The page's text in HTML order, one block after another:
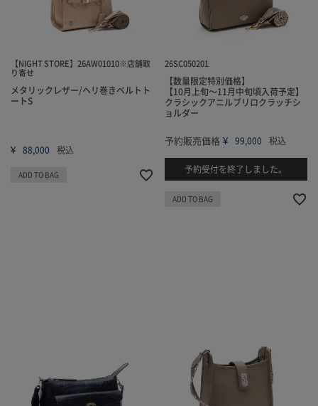
【NIGHT STORE】26AW01010※店舗取
り寄せ
メタリックレザー/ヘリ巻きベルトト
ートS
¥ 88,000 税込
ADD TO BAG
26SC050201
【数量限定特別価格】
【10月上旬～11月中旬頃入荷予定】
クラシックアニルブリロクラッチシ
ョルダー
予約販売価格 ¥ 99,000 税込
予約受付を終了しました。
ADD TO BAG